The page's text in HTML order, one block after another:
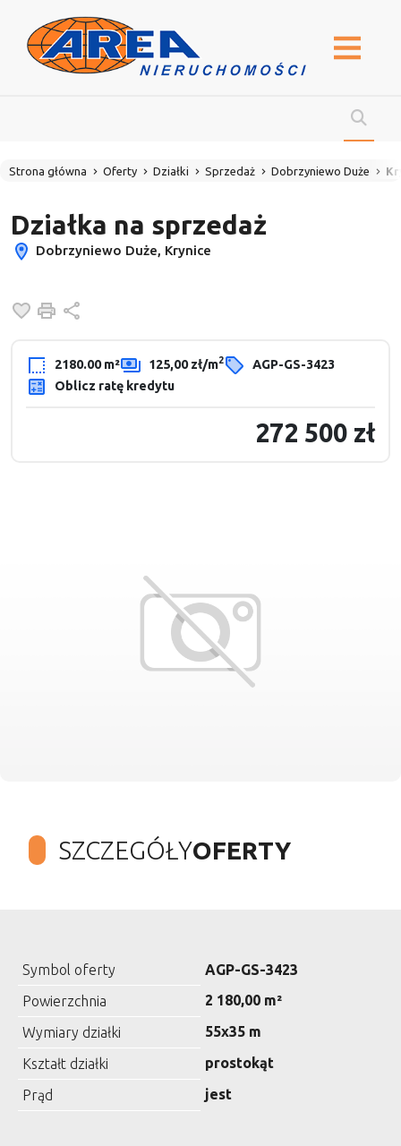
Strona główna Oferty Działki Sprzedaż Dobrzyniewo Duże
Działka na sprzedaż
Dobrzyniewo Duże, Krynice
Dodaj do ulubionych
Drukuj
2180.00 m² 125,00 zł/m2
AGP-GS-3423
Oblicz ratę kredytu
272 500 zł
SZCZEGÓŁYOFERTY
Symbol oferty
AGP-GS-3423
Powierzchnia
2 180,00 m²
Wymiary działki
55x35 m
Kształt działki
prostokąt
Prąd
jest